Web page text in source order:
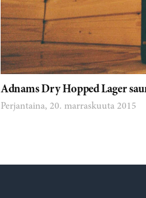
Adnams Dry Hopped Lager
Perjantaina, 20. marraskuuta 2015